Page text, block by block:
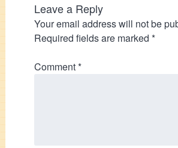
Leave a Reply
Your email address will not be
Required fields are marked *
Comment*